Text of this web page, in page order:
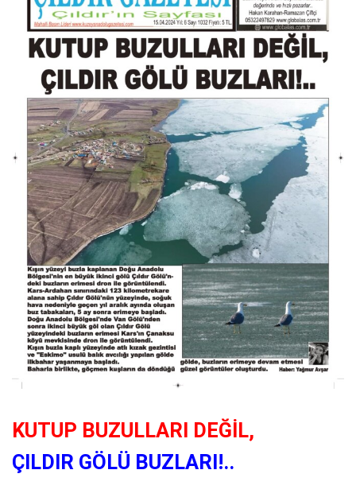
KUTUP BUZULLARI DEĞİL,
ÇILDIR GÖLÜ BUZLARI!..